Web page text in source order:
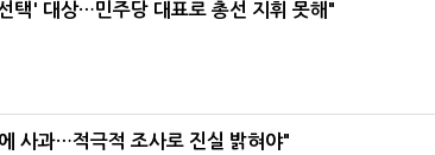
택' 대상…민주당 대표로 총선 지휘 못해"
사과…적극적 조사로 진실 밝혀야"